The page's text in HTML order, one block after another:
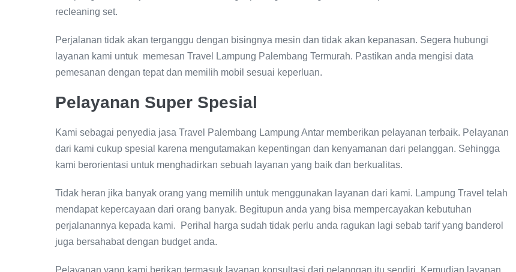
recleaning set.
Perjalanan tidak akan terganggu dengan bisingnya mesin dan tidak akan kepanasan. Segera hubungi
layanan kami untuk memesan Travel Lampung Palembang Termurah. Pastikan anda mengisi data
pemesanan dengan tepat dan memilih mobil sesuai keperluan.
Pelayanan Super Spesial
Kami sebagai penyedia jasa Travel Palembang Lampung Antar memberikan pelayanan terbaik. Pelayanan
dari kami cukup spesial karena mengutamakan kepentingan dan kenyamanan dari pelanggan. Sehingga
kami berorientasi untuk menghadirkan sebuah layanan yang baik dan berkualitas.
Tidak heran jika banyak orang yang memilih untuk menggunakan layanan dari kami. Lampung Travel telah
mendapat kepercayaan dari orang banyak. Begitupun anda yang bisa mempercayakan kebutuhan
perjalanannya kepada kami. Perihal harga sudah tidak perlu anda ragukan lagi sebab tarif yang banderol
juga bersahabat dengan budget anda.